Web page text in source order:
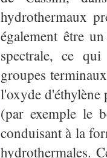
hydrothermaux
également être
spectrale, ce
groupes
l'oxyde d'éthylène
(par exemple le
conduisant à la
hydrothermales.